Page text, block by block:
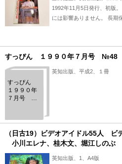
1992年11月5日発行、初版
には影響ありません。 長期
すっぴん １９９０年７月号 №48
すっぴん
１９９０年
７月号
英知出版、平成2、１冊
（日古19）ビデオアイドル55人
小川エレナ、桂木文、堀江しのぶ
英知出版、1、A4版